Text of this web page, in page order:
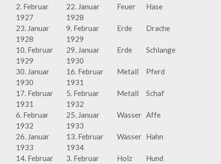
2. Februar
1927
22. Januar
1928
Feuer Hase
23. Januar
1928
9. Februar
1929
Erde Drache
10. Februar
1929
29. Januar
1930
Erde Schlange
30. Januar
1930
16. Februar
1931
Metall Pferd
17. Februar
1931
5. Februar
1932
Metall Schaf
6. Februar
1932
25. Januar
1933
Wasser Affe
26. Januar
1933
13. Februar
1934
Wasser Hahn
14. Februar
3. Februar
Holz Hund